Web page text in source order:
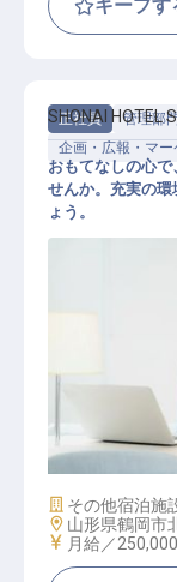
キープす
正社員
管理部
企画・広報・マ
マーケティ
SHONAI HOTEL
おもてなしの心
せんか。充実の
ょう。
施設業態
その他宿泊施
勤務地
山形県鶴岡市
給与
月給／